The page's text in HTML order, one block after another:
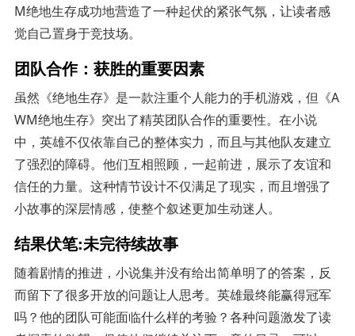
M绝地生存成功地营造了一种起伏的紧张气氛，让读者感
觉自己置身于竞技场。
团队合作：获胜的重要因素
虽然《绝地生存》是一款注重个人能力的手机游戏，但《A
WM绝地生存》突出了精英团队合作的重要性。在小说
中，英雄不仅依靠自己的整体实力，而且与其他队友建立
了强烈的障碍。他们互相照顾，一起前进，展示了友谊和
信任的力量。这种情节设计不仅满足了现实，而且增强了
小故事的深层情感，使整个叙述更加生动迷人。
结果伏笔:未完待续故事
随着剧情的推进，小说集并没有给出简单明了的答案，反
而留下了很多开放的问题让人思考。英雄最终能赢得冠军
吗？他的团队可能面临什么样的考验？各种问题激发了读